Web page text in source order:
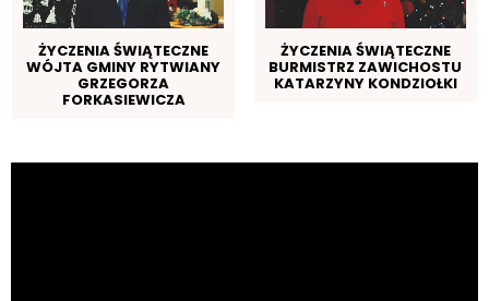
ŻYCZENIA ŚWIĄTECZNE
WÓJTA GMINY RYTWIANY
GRZEGORZA
FORKASIEWICZA
ŻYCZENIA ŚWIĄTECZNE
BURMISTRZ ZAWICHOSTU
KATARZYNY KONDZIOŁKI